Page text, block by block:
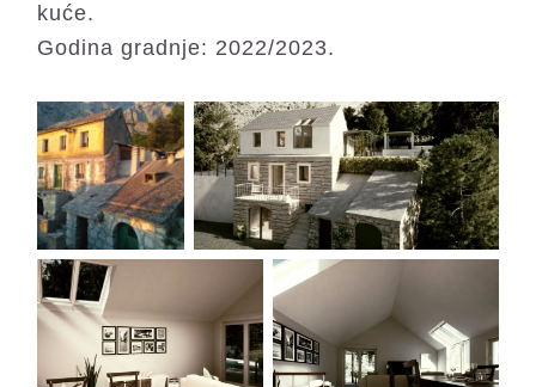
kuće.
Godina gradnje: 2022/2023.